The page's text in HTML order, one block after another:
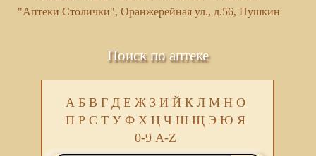
"Аптеки Столички", Оранжерейная ул., д.56, Пушкин
Поиск по аптеке
А Б В Г Д Е Ж З И Й К Л М Н О
П Р С Т У Ф Х Ц Ч Ш Щ Э Ю Я
0-9 A-Z